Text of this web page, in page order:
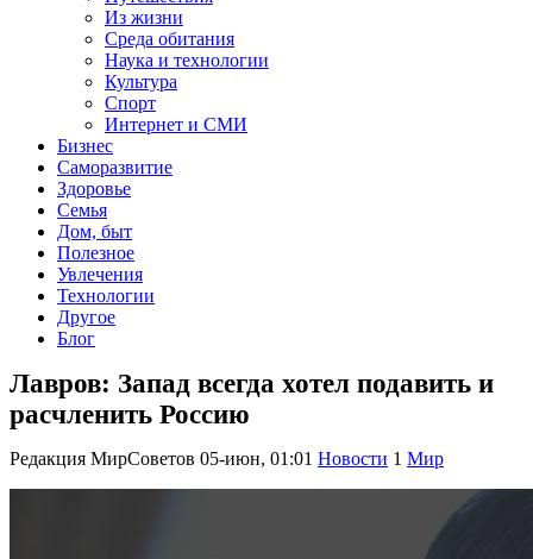
Из жизни
Среда обитания
Наука и технологии
Культура
Спорт
Интернет и СМИ
Бизнес
Саморазвитие
Здоровье
Семья
Дом, быт
Полезное
Увлечения
Технологии
Другое
Блог
Лавров: Запад всегда хотел подавить и
расчленить Россию
Редакция МирСоветов 05-июн, 01:01 Новости 1 Мир